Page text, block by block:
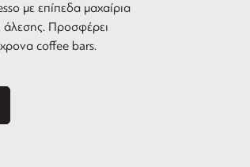
με επίπεδα μαχαίρια
άλεσης. Προσφέρει
coffee bars.